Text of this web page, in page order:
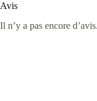
Avis
Il n’y a pas encore d’avis.